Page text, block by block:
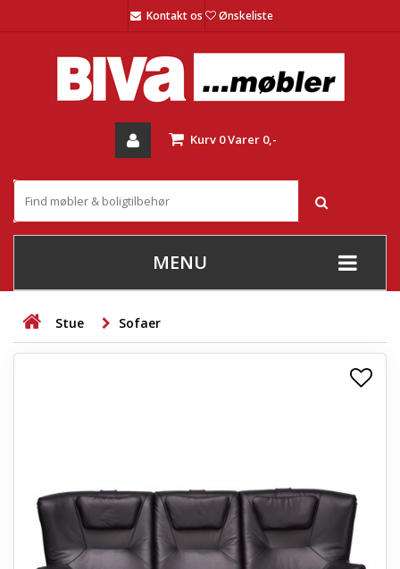
Kontakt os Ønskeliste
Kurv 0Varer 0,-
MENU
+
STUE
+
OPBEVARING
TÆPPER
Stue Sofaer